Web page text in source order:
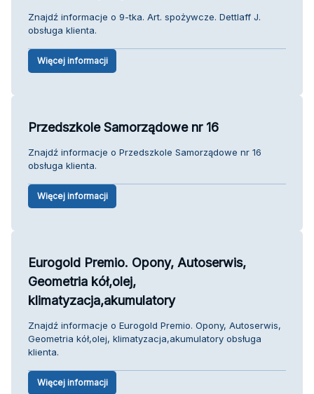
Znajdź informacje o 9-tka. Art. spożywcze. Dettlaff J.
obsługa klienta.
Więcej informacji
Przedszkole Samorządowe nr 16
Znajdź informacje o Przedszkole Samorządowe nr 16
obsługa klienta.
Więcej informacji
Eurogold Premio. Opony, Autoserwis,
Geometria kół,olej,
klimatyzacja,akumulatory
Znajdź informacje o Eurogold Premio. Opony, Autoserwis,
Geometria kół,olej, klimatyzacja,akumulatory obsługa
klienta.
Więcej informacji